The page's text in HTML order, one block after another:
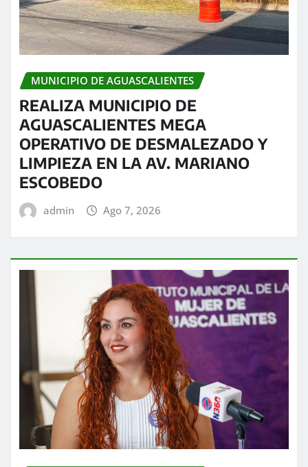
MUNICIPIO DE AGUASCALIENTES
REALIZA MUNICIPIO DE
AGUASCALIENTES MEGA
OPERATIVO DE DESMALEZADO Y
LIMPIEZA EN LA AV. MARIANO
ESCOBEDO
admin Ago 7, 2026